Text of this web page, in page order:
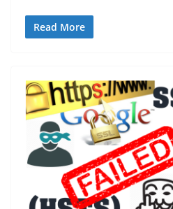
Read More